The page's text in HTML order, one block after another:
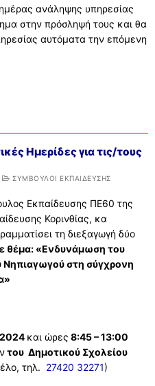
ανάληψης υπηρεσίας
στην πρόσληψή τους και θα
αυτόματα την επόμενη
Ημερίδες για τις/τους
ΣΥΜΒΟΥΛΟΙ ΕΚΠΑΙΔΕΥΣΗΣ
Εκπαίδευσης ΠΕ60 της
Κορινθίας, κα
τη διεξαγωγή δύο
θέμα: «Ενδυνάμωση του
Νηπιαγωγού στη σύγχρονη
2024 και ώρες 8:45 – 13:00
του Δημοτικού Σχολείου
τηλ. 27420 32271)